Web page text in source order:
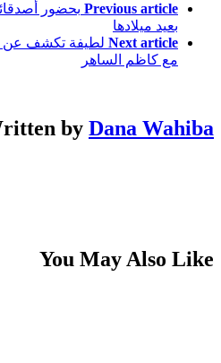
Previous article بحضور
بعيد ميلادها
Next article لطيفة تكشف عن
مع كاظم الساهر
by Dana Wahiba
You May Also Like